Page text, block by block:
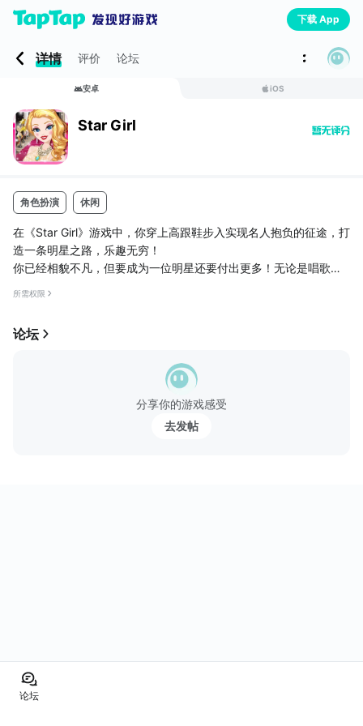
下载 App
详情 评价 论坛
安卓 iOS
Star Girl
角色扮演 休闲
在《Star Girl》游戏中，你穿上高跟鞋步入实现名人抱负的征途，打
造一条明星之路，乐趣无穷！
你已经相貌不凡，但要成为一位明星还要付出更多！无论是唱歌、
装。
当然，每位明星都需参与社交活动，所以你要与朋友出去闲逛，与
城里最酷的帅男约会找到最适合自己的那位。你甚至可以拍照将他
们与Facebook的朋友一起分享！
所需权限
论坛
分享你的游戏感受
去发帖
论坛